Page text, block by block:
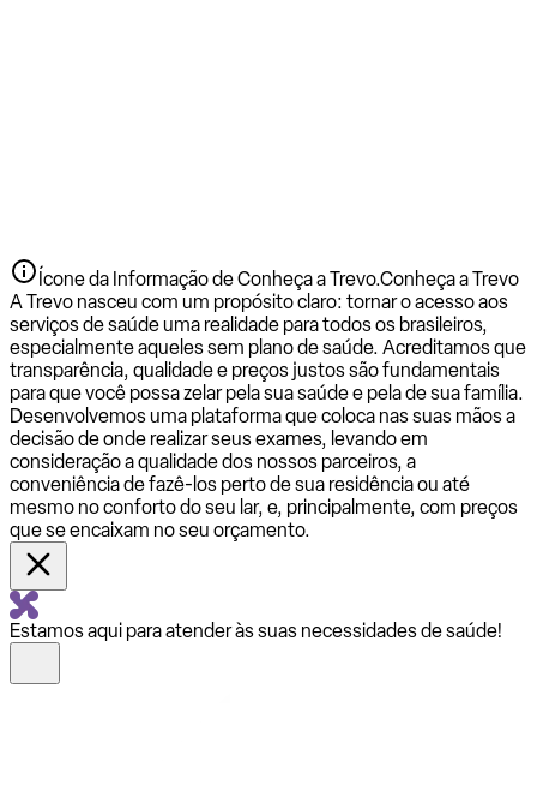
Ícone da Informação de Conheça a Trevo.Conheça a Trevo
A Trevo nasceu com um propósito claro: tornar o acesso aos
serviços de saúde uma realidade para todos os brasileiros,
especialmente aqueles sem plano de saúde. Acreditamos que
transparência, qualidade e preços justos são fundamentais
para que você possa zelar pela sua saúde e pela de sua família.
Desenvolvemos uma plataforma que coloca nas suas mãos a
decisão de onde realizar seus exames, levando em
consideração a qualidade dos nossos parceiros, a
conveniência de fazê-los perto de sua residência ou até
mesmo no conforto do seu lar, e, principalmente, com preços
que se encaixam no seu orçamento.
Estamos aqui para atender às suas necessidades de saúde!